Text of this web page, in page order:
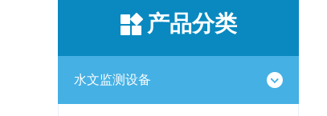
产品分类
水文监测设备